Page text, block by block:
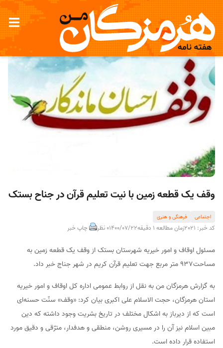
وقف یک قطعه زمین با نیت تعلیم قرآن در جناح بستک
اجتماعی فرهنگی و هنری
کد خبر: 2021 زمان مطالعه 1 دقیقه 1400/07/220 نظر چاپ خبر
مسئول اوقاف و امور خیریه شهرستان بستک از وقف یک قطعه زمین به
مساحت937 متر مربع جهت تعلیم قرآن کریم در شهر جناج خبر داد.
به گزارش هرمزگان من به نقل از روابط عمومی اداره کل اوقاف و امور خیریه
استان هرمزگان، حجت الاسلام علی اکبری بیان کرد: «وقف» سنّت حسنه‌ای
است که از دیرباز به اشکال مختلف در تاریخ بشریت وجود داشته که دین
مبین اسلام نیز آن را در مسیری روشن، منطقی و هدفدار، مترّقی و دقیق مورد
استفاده قرار داده است.